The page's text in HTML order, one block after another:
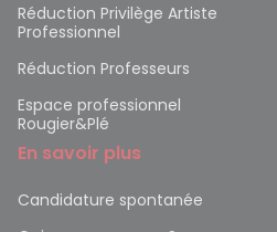
Réduction Privilège Artiste
Professionnel
Réduction Professeurs
Espace professionnel
Rougier&Plé
En savoir plus
Candidature spontanée